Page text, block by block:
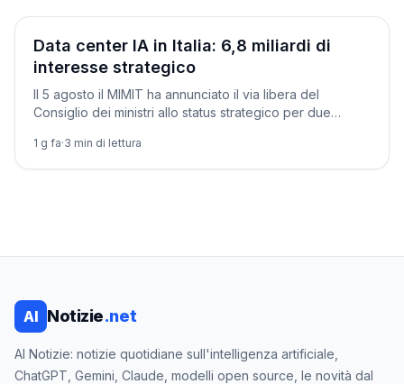
Società
Data center IA in Italia: 6,8 miliardi di
interesse strategico
Il 5 agosto il MIMIT ha annunciato il via libera del
Consiglio dei ministri allo status strategico per due
1 g fa·3 min di lettura
AI Notizie.net
AI Notizie: notizie quotidiane sull'intelligenza artificiale,
ChatGPT, Gemini, Claude, modelli open source, le novità dal